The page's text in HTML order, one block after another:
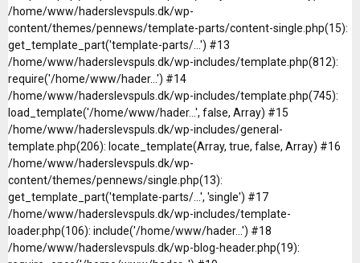
/home/www/haderslevspuls.dk/wp-
content/themes/pennews/template-parts/content-single.php(15):
get_template_part('template-parts/...') #13
/home/www/haderslevspuls.dk/wp-includes/template.php(812):
require('/home/www/hader...') #14
/home/www/haderslevspuls.dk/wp-includes/template.php(745):
load_template('/home/www/hader...', false, Array) #15
/home/www/haderslevspuls.dk/wp-includes/general-
template.php(206): locate_template(Array, true, false, Array) #16
/home/www/haderslevspuls.dk/wp-
content/themes/pennews/single.php(13):
get_template_part('template-parts/...', 'single') #17
/home/www/haderslevspuls.dk/wp-includes/template-
loader.php(106): include('/home/www/hader...') #18
/home/www/haderslevspuls.dk/wp-blog-header.php(19):